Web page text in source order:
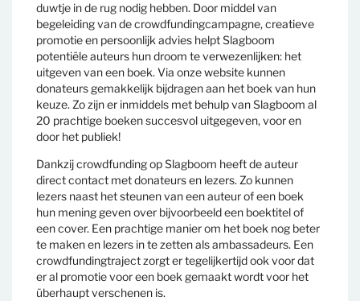
duwtje in de rug nodig hebben. Door middel van
begeleiding van de crowdfundingcampagne, creatieve
promotie en persoonlijk advies helpt Slagboom
potentiële auteurs hun droom te verwezenlijken: het
uitgeven van een boek. Via onze website kunnen
donateurs gemakkelijk bijdragen aan het boek van hun
keuze. Zo zijn er inmiddels met behulp van Slagboom al
20 prachtige boeken succesvol uitgegeven, voor en
door het publiek!
Dankzij crowdfunding op Slagboom heeft de auteur
direct contact met donateurs en lezers. Zo kunnen
lezers naast het steunen van een auteur of een boek
hun mening geven over bijvoorbeeld een boektitel of
een cover. Een prachtige manier om het boek nog beter
te maken en lezers in te zetten als ambassadeurs. Een
crowdfundingtraject zorgt er tegelijkertijd ook voor dat
er al promotie voor een boek gemaakt wordt voor het
überhaupt verschenen is.